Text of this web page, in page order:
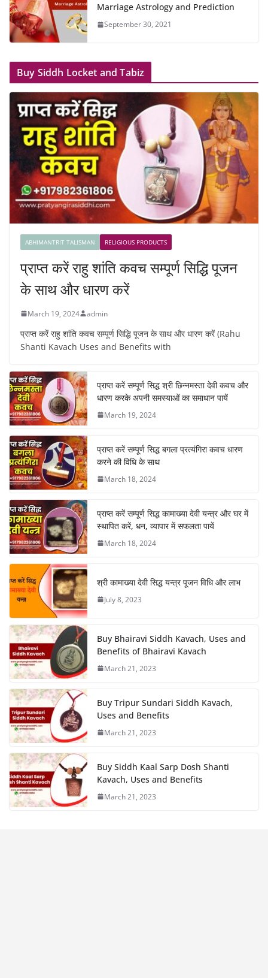
Marriage Astrology and Prediction
September 30, 2021
Buy Siddh Locket and Tabiz
ABHIMANTRIT TALISMAN RELIGIOUS PRODUCTS
प्राप्त करें राहु शांति कवच सम्पूर्ण सिद्धि पूजन
के साथ और धारण करें
March 19, 2024 admin
प्राप्त करें राहु शांति कवच सम्पूर्ण सिद्धि पूजन के साथ और धारण करें (Rahu
Shanti Kavach Uses and Benefits with
प्राप्त करें सम्पूर्ण सिद्ध श्री छिन्नमस्ता देवी कवच और
धारण करके अपनी समस्याओं का समाधान पायें
March 19, 2024
प्राप्त करें सम्पूर्ण सिद्ध बगला प्रत्यंगिरा कवच धारण
करने की विधि के साथ
March 18, 2024
प्राप्त करें सम्पूर्ण सिद्ध कामाख्या देवी यन्त्र और घर में
स्थापित करें, धन, व्यापार में सफलता पायें
March 18, 2024
श्री कामाख्या देवी सिद्ध यन्त्र पूजन विधि और लाभ
July 8, 2023
Buy Bhairavi Siddh Kavach, Uses and
Benefits of Bhairavi Kavach
March 21, 2023
Buy Tripur Sundari Siddh Kavach,
Uses and Benefits
March 21, 2023
Buy Siddh Kaal Sarp Dosh Shanti
Kavach, Uses and Benefits
March 21, 2023